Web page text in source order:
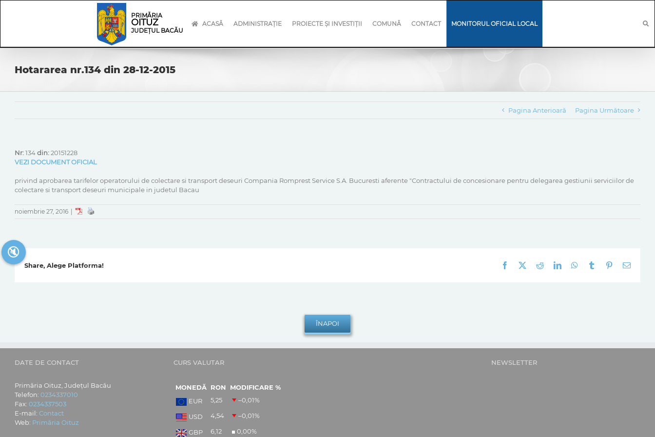
PRIMĂRIA
OITUZ
JUDEȚUL BACĂU
ACASĂ ADMINISTRAȚIE PROIECTE ȘI INVESTIȚII COMUNĂ CONTACT MONITORUL OFICIAL LOCAL
Hotararea nr.134 din 28-12-2015
Pagina Anterioară Pagina Următoare
Nr:134din:20151228
VEZI DOCUMENT OFICIAL
privind aprobarea tarifelor operatorului de colectare si transport deseuri Compania Romprest Service S.A. Bucuresti aferente "Contractului de concesionare pentru delegarea gestiunii serviciilor de
colectare si transport deseuri municipale in judetul Bacau
noiembrie 27, 2016
Share, Alege Platforma! Facebook RedditLinkedInWhatsApp
Tumblr Pinterest
E-
DATE DE CONTACT
Primăria Oituz, Județul Bacău
Telefon: 0234337010
Fax: 0234337503
E-mail: Contact
Web: Primăria Oituz
CURS VALUTAR
MONEDĂ RON
MODIFICARE %
EUR
5,25 –0,01%
USD 4,54 –0,01%
GBP 6,12 0,00%
NEWSLETTER
🔇